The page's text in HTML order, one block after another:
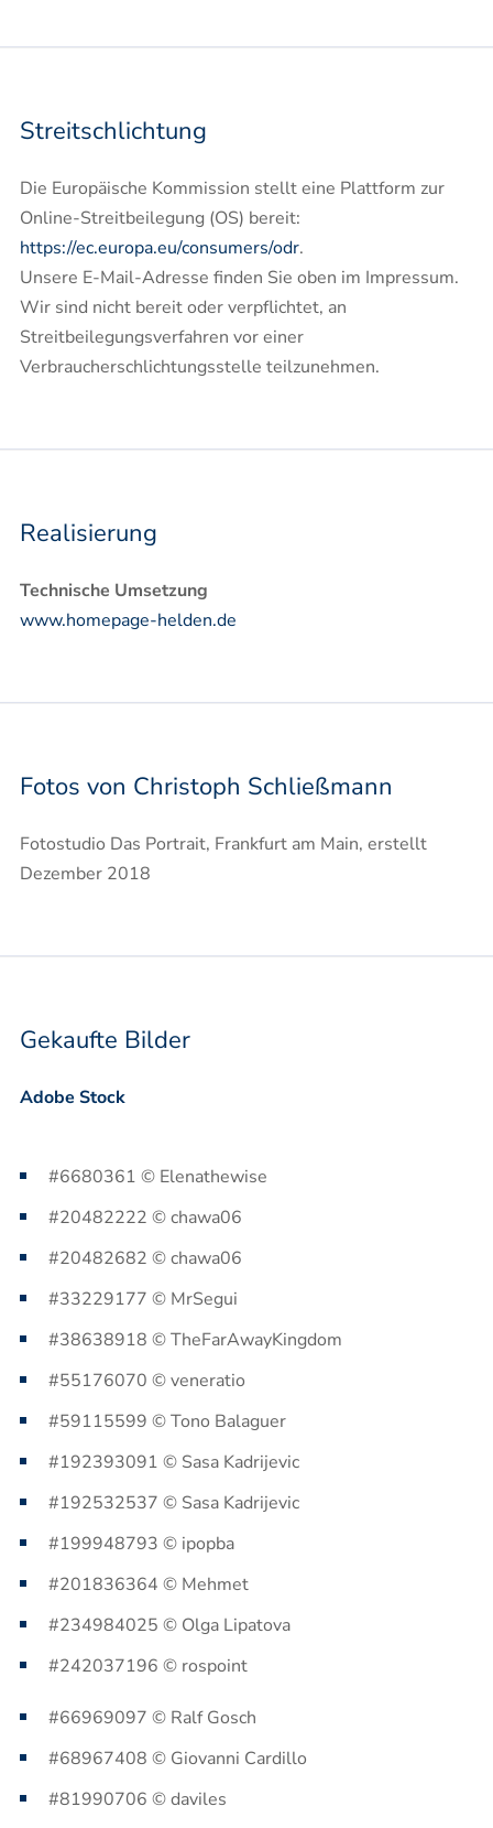
Streitschlichtung
Die Europäische Kommission stellt eine Plattform zur
Online-Streitbeilegung (OS) bereit:
https://ec.europa.eu/consumers/odr.
Unsere E-Mail-Adresse finden Sie oben im Impressum.
Wir sind nicht bereit oder verpflichtet, an
Streitbeilegungsverfahren vor einer
Verbraucherschlichtungsstelle teilzunehmen.
Realisierung
Technische Umsetzung
www.homepage-helden.de
Fotos von Christoph Schließmann
Fotostudio Das Portrait, Frankfurt am Main, erstellt
Dezember 2018
Gekaufte Bilder
Adobe Stock
#6680361 © Elenathewise
#20482222 © chawa06
#20482682 © chawa06
#33229177 © MrSegui
#38638918 © TheFarAwayKingdom
#55176070 © veneratio
#59115599 © Tono Balaguer
#192393091 © Sasa Kadrijevic
#192532537 © Sasa Kadrijevic
#199948793 © ipopba
#201836364 © Mehmet
#234984025 © Olga Lipatova
#242037196 © rospoint
#66969097 © Ralf Gosch
#68967408 © Giovanni Cardillo
#81990706 © daviles